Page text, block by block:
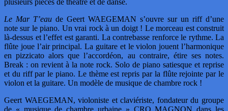
plusieurs pièces de théâtre et de danse.
Le Mar T’eau de Geert WAEGEMAN s’ouvre sur un riff d’une
note sur le piano. Un vrai rock à un doigt ! Le morceau est construit
là-dessus et l’effet est garanti. La contrebasse renforce le rythme. La
flûte joue l’air principal. La guitare et le violon jouent l’harmonique
en pizzicato alors que l’accordéon, au contraire, étire ses notes.
Break : on revient à la note rock. Solo de piano satiesque et reprise
et du riff par le piano. Le thème est repris par la flûte rejointe par le
violon et la guitare. Un modèle de musique de chambre rock !
Geert WAEGEMAN, violoniste et claviériste, fondateur du groupe
de « musique de chambre urbaine » CRO MAGNON dans les